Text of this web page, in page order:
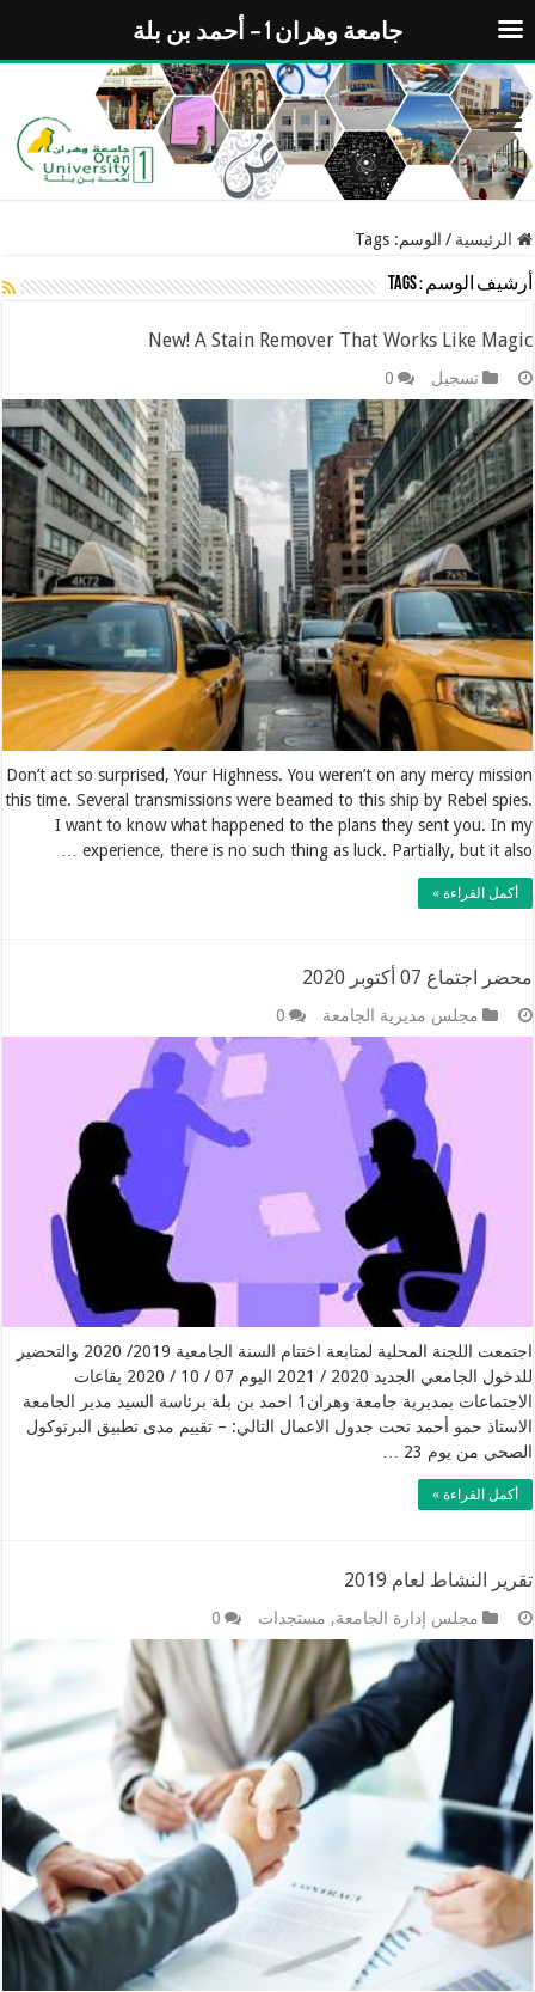
الرئيسية / الوسم:Tags
أرشيف الوسم :Tags
New! A Stain Remover That Works Like Magic
تسجيل 0
Don’t act so surprised, Your Highness. You weren’t on any mercy mission
this time. Several transmissions were beamed to this ship by Rebel spies.
I want to know what happened to the plans they sent you. In my
experience, there is no such thing as luck. Partially, but it also …
أكمل القراءة »
محضر اجتماع 07 أكتوبر 2020
مجلس مديرية الجامعة 0
اجتمعت اللجنة المحلية لمتابعة اختتام السنة الجامعية 2019/ 2020 والتحضير
للدخول الجامعي الجديد 2020 / 2021 اليوم 07 / 10 / 2020 بقاعات
الاجتماعات بمديرية جامعة وهران1 احمد بن بلة برئاسة السيد مدير الجامعة
الاستاذ حمو أحمد تحت جدول الاعمال التالي: – تقييم مدى تطبيق البرتوكول
الصحي من يوم 23 …
أكمل القراءة »
تقرير النشاط لعام 2019
مجلس إدارة الجامعة, مستجدات 0
جامعة وهران 1 – أحمد بن بلة